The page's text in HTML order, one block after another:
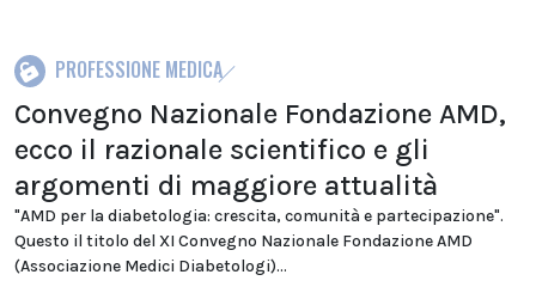
PROFESSIONE MEDICA
Convegno Nazionale Fondazione AMD,
ecco il razionale scientifico e gli
argomenti di maggiore attualità
"AMD per la diabetologia: crescita, comunità e partecipazione".
Questo il titolo del XI Convegno Nazionale Fondazione AMD
(Associazione Medici Diabetologi)...